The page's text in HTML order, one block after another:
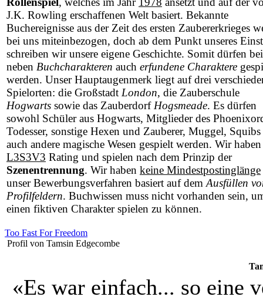
J.K. Rowling erschaffenen Welt basiert. Bekannte
Buchereignisse aus der Zeit des ersten Zaubererkrieges
bei uns miteinbezogen, doch ab dem Punkt unseres
schreiben wir unsere eigene Geschichte. Somit dürfen
neben Buchcharakteren auch erfundene Charaktere
werden. Unser Hauptaugenmerk liegt auf drei
Spielorten: die Großstadt London, die Zauberschule
Hogwarts sowie das Zauberdorf Hogsmeade. Es dürfen
sowohl Schüler aus Hogwarts, Mitglieder des
Todesser, sonstige Hexen und Zauberer, Muggel, Squibs
auch andere magische Wesen gespielt werden. Wir
L3S3V3 Rating und spielen nach dem Prinzip der
Szenentrennung. Wir haben keine Mindestpostinglänge
unser Bewerbungsverfahren basiert auf dem Ausfüllen
Profilfeldern. Buchwissen muss nicht vorhanden sein,
einen fiktiven Charakter spielen zu können.
Too Fast For Freedom
Profil von Tamsin Edgecombe
«Es war einfach... so eine